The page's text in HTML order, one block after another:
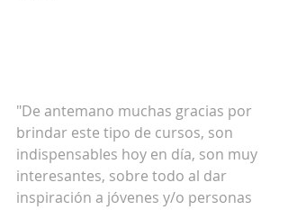
"De antemano muchas gracias por
brindar este tipo de cursos, son
indispensables hoy en día, son muy
interesantes, sobre todo al dar
inspiración a jóvenes y/o personas